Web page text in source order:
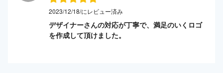
2023/12/18/にレビュー済み
デザイナーさんの対応が丁寧で、満足のいくロゴ
を作成して頂けました。